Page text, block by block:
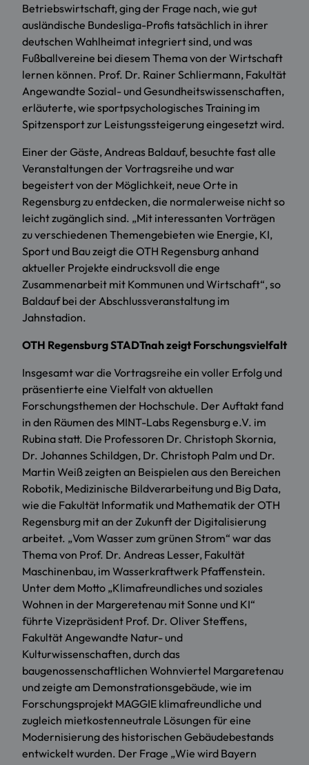
Betriebswirtschaft, ging der Frage nach, wie gut
ausländische Bundesliga-Profis tatsächlich in ihrer
deutschen Wahlheimat integriert sind, und was
Fußballvereine bei diesem Thema von der Wirtschaft
lernen können. Prof. Dr. Rainer Schliermann, Fakultät
Angewandte Sozial- und Gesundheitswissenschaften,
erläuterte, wie sportpsychologisches Training im
Spitzensport zur Leistungssteigerung eingesetzt wird.
Einer der Gäste, Andreas Baldauf, besuchte fast alle
Veranstaltungen der Vortragsreihe und war
begeistert von der Möglichkeit, neue Orte in
Regensburg zu entdecken, die normalerweise nicht so
leicht zugänglich sind. „Mit interessanten Vorträgen
zu verschiedenen Themengebieten wie Energie, KI,
Sport und Bau zeigt die OTH Regensburg anhand
aktueller Projekte eindrucksvoll die enge
Zusammenarbeit mit Kommunen und Wirtschaft“, so
Baldauf bei der Abschlussveranstaltung im
Jahnstadion.
OTH Regensburg STADTnah zeigt Forschungsvielfalt
Insgesamt war die Vortragsreihe ein voller Erfolg und
präsentierte eine Vielfalt von aktuellen
Forschungsthemen der Hochschule. Der Auftakt fand
in den Räumen des MINT-Labs Regensburg e.V. im
Rubina statt. Die Professoren Dr. Christoph Skornia,
Dr. Johannes Schildgen, Dr. Christoph Palm und Dr.
Martin Weiß zeigten an Beispielen aus den Bereichen
Robotik, Medizinische Bildverarbeitung und Big Data,
wie die Fakultät Informatik und Mathematik der OTH
Regensburg mit an der Zukunft der Digitalisierung
arbeitet. „Vom Wasser zum grünen Strom“ war das
Thema von Prof. Dr. Andreas Lesser, Fakultät
Maschinenbau, im Wasserkraftwerk Pfaffenstein.
Unter dem Motto „Klimafreundliches und soziales
Wohnen in der Margeretenau mit Sonne und KI“
führte Vizepräsident Prof. Dr. Oliver Steffens,
Fakultät Angewandte Natur- und
Kulturwissenschaften, durch das
baugenossenschaftlichen Wohnviertel Margaretenau
und zeigte am Demonstrationsgebäude, wie im
Forschungsprojekt MAGGIE klimafreundliche und
zugleich mietkostenneutrale Lösungen für eine
Modernisierung des historischen Gebäudebestands
entwickelt wurden. Der Frage „Wie wird Bayern